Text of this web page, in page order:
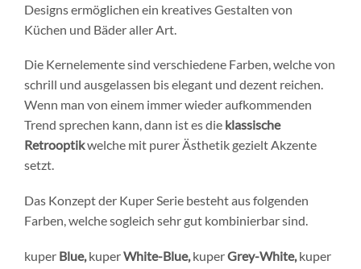
Designs ermöglichen ein kreatives Gestalten von
Küchen und Bäder aller Art.
Die Kernelemente sind verschiedene Farben, welche von
schrill und ausgelassen bis elegant und dezent reichen.
Wenn man von einem immer wieder aufkommenden
Trend sprechen kann, dann ist es die klassische
Retrooptikwelche mit purer Ästhetik gezielt Akzente
setzt.
Das Konzept der Kuper Serie besteht aus folgenden
Farben, welche sogleich sehr gut kombinierbar sind.
kuper Blue, kuperWhite-Blue, kuperGrey-White, kuper